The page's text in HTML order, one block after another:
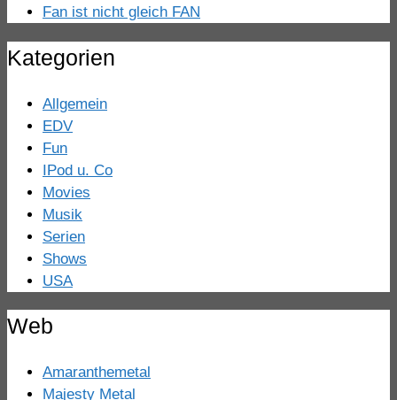
Fan ist nicht gleich FAN
Kategorien
Allgemein
EDV
Fun
IPod u. Co
Movies
Musik
Serien
Shows
USA
Web
Amaranthemetal
Majesty Metal